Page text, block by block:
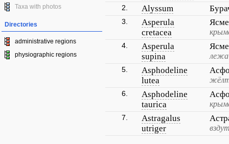
Taxa with photos
Directories
administrative regions
physiographic regions
2. Alyssum
3.
Asperula
cretacea
4.
Asperula
supina
5.
Asphodeline
lutea
6.
Asphodeline
taurica
7.
Astragalus
utriger